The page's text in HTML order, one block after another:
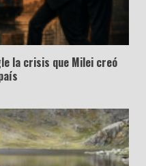
la crisis que Milei creó